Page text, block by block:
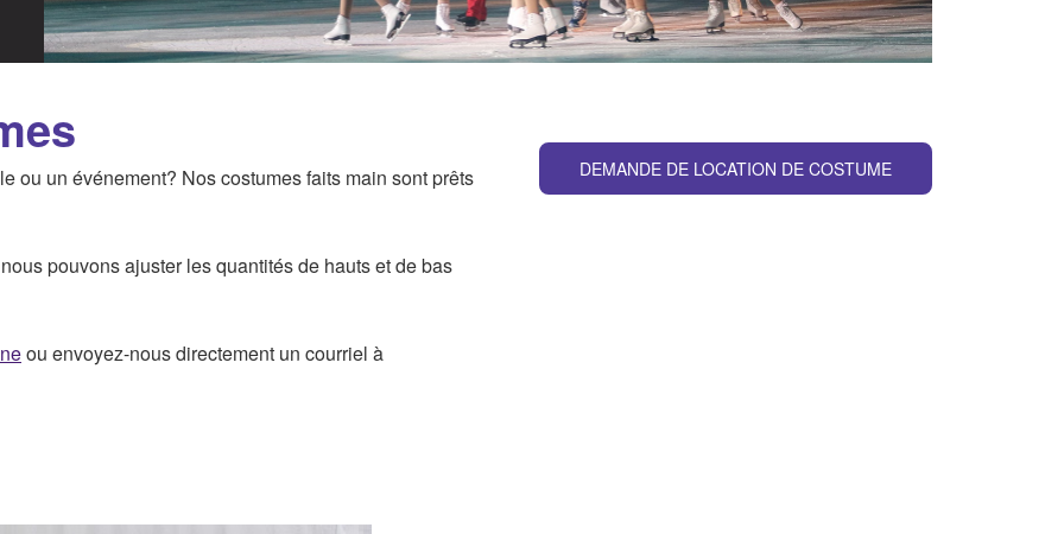
ou un événement? Nos costumes faits main sont prêts
pouvons ajuster les quantités de hauts et de bas
ou envoyez-nous directement un courriel à
DEMANDE DE LOCATION DE COSTUME